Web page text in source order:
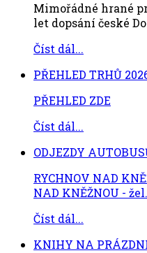
Mimořádné hrané
let dopsání české
Číst dál...
PŘEHLED TRHŮ
PŘEHLED ZDE
Číst dál...
ODJEZDY
RYCHNOV NAD
NAD KNĚŽNOU - žel.
Číst dál...
KNIHY NA